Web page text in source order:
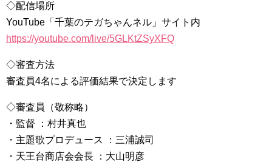
◇配信場所
YouTube「千葉のテガちゃんネル」サイト内
https://youtube.com/live/5GLKtZSyXFQ
◇審査方法
審査員4名による評価結果で決定します
◇審査員（敬称略）
・監督 ：村井真也
・主題歌プロデュース ：三浦誠司
・天王台商店会会長 ：大山明彦